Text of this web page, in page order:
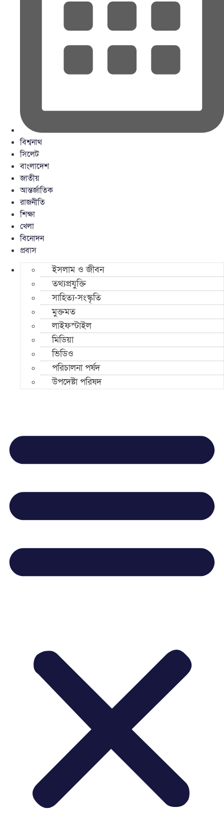
বিশ্বনাথ
সিলেট
বাংলাদেশ
জাতীয়
আন্তর্জাতিক
রাজনীতি
শিক্ষা
খেলা
বিনোদন
প্রবাস
ইসলাম ও জীবন
তথ্যপ্রযুক্তি
সাহিত্য-সংস্কৃতি
মুক্তমত
লাইফস্টাইল
মিডিয়া
ভিডিও
পরিচালনা পর্ষদ
উপদেষ্টা পরিষদ